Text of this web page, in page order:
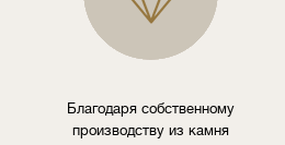
Благодаря собственному
производству из камня